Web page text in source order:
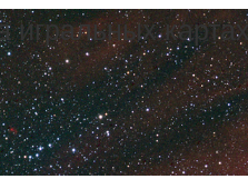
игральных